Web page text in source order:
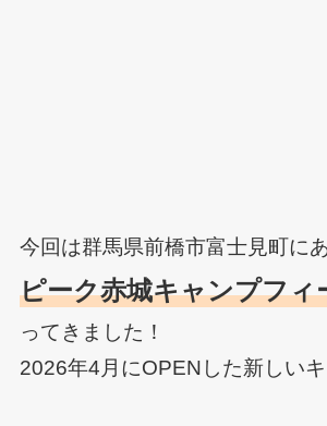
今回は群馬県前橋市富士見町に
ピーク赤城キャンプフィ
ってきました！
2026年4月にOPENした新しい